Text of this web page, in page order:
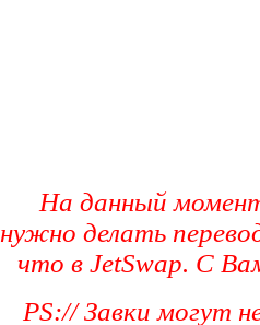
На данный
нужно делать
что в JetSwap. С
PS:// Завки могут